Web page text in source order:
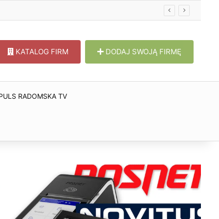
KATALOG FIRM DODAJ SWOJĄ FIRMĘ
RADOMSKA TV